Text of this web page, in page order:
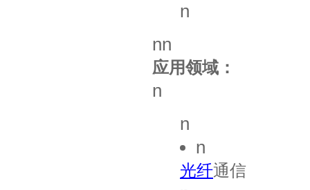
n
nn
应用领域：
n
n
n
光纤通信